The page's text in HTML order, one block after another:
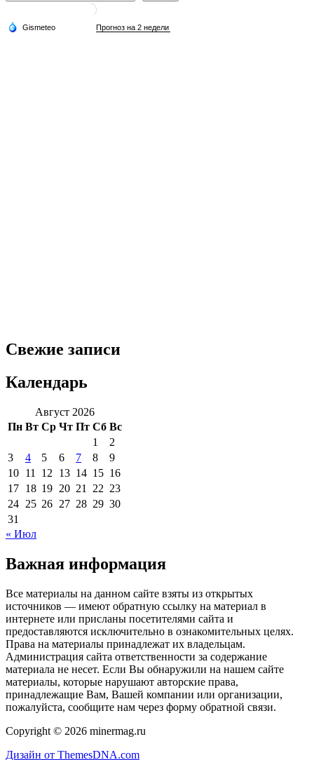
Свежие записи
Календарь
Август 2026
Пн Вт Ср Чт Пт Сб Вс
1
2
3
4 5 6 7 8
9
10 11 12 13 14 15 16
17 18 19 20 21 22 23
24 25 26 27 28 29 30
31
« Июл
Важная информация
Все материалы на данном сайте взяты из открытых
источников — имеют обратную ссылку на материал в
интернете или присланы посетителями сайта и
предоставляются исключительно в ознакомительных целях.
Права на материалы принадлежат их владельцам.
Администрация сайта ответственности за содержание
материала не несет. Если Вы обнаружили на нашем сайте
материалы, которые нарушают авторские права,
принадлежащие Вам, Вашей компании или организации,
пожалуйста, сообщите нам через форму обратной связи.
Copyright © 2026 minermag.ru
Дизайн от ThemesDNA.com